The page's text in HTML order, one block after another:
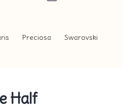
Preciosa Swarovski
Half